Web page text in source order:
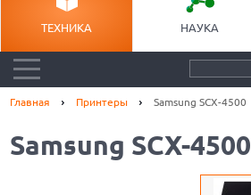
ТЕХНИКА НАУКА
Главная Принтеры Samsung SCX-4500
Samsung SCX-4500